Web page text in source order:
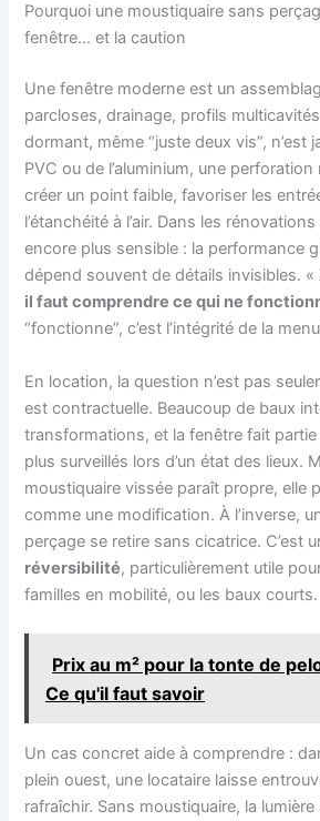
Pourquoi une moustiquaire sans
fenêtre… et la caution
Une fenêtre moderne est un
parcloses, drainage, profils
dormant, même “juste deux vis”, n’est
PVC ou de l’aluminium, une
créer un point faible, favoriser les
l’étanchéité à l’air. Dans les
encore plus sensible : la performance
dépend souvent de détails invisibles. «
il faut comprendre ce qui ne
“fonctionne”, c’est l’intégrité de la
En location, la question n’est pas
est contractuelle. Beaucoup de baux
transformations, et la fenêtre fait
plus surveillés lors d’un état des lieux.
moustiquaire vissée paraît propre, elle
comme une modification. À l’inverse,
perçage se retire sans cicatrice. C’est
réversibilité, particulièrement utile
familles en mobilité, ou les baux courts.
Prix au m² pour la tonte de
Ce qu'il faut savoir
Un cas concret aide à comprendre :
plein ouest, une locataire laisse
rafraîchir. Sans moustiquaire, la